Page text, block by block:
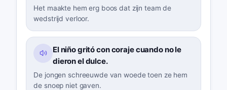
Het maakte hem erg boos dat zijn team de
wedstrijd verloor.
El niño gritó con coraje cuando no le
dieron el dulce.
De jongen schreeuwde van woede toen ze hem
de snoep niet gaven.